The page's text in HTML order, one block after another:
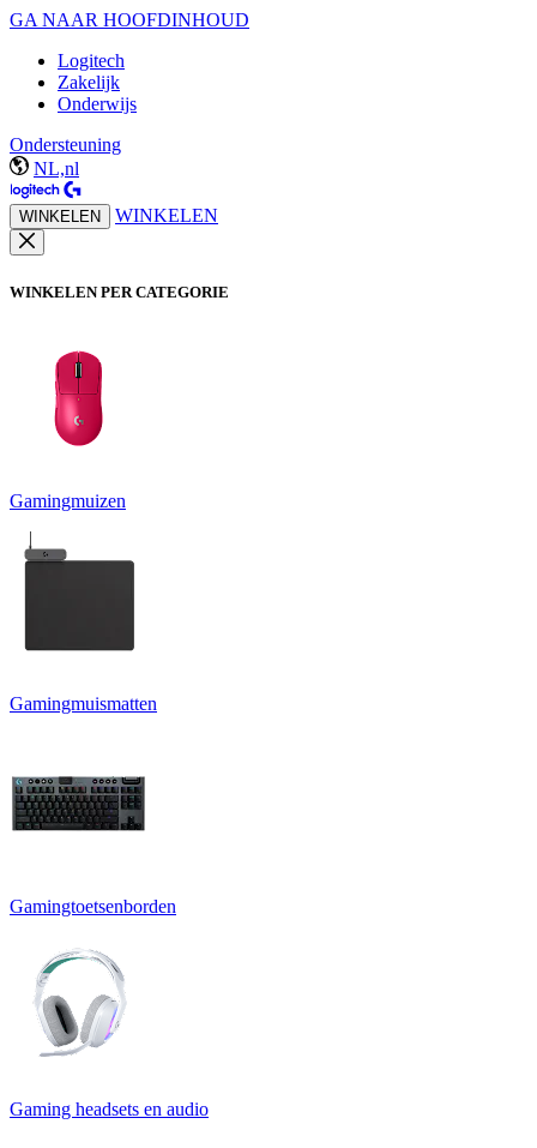
GA NAAR HOOFDINHOUD
Logitech
Zakelijk
Onderwijs
Ondersteuning
NL,nl
WINKELEN WINKELEN
WINKELEN PER CATEGORIE
Gamingmuizen
Gamingmuismatten
Gamingtoetsenborden
Gaming headsets en audio